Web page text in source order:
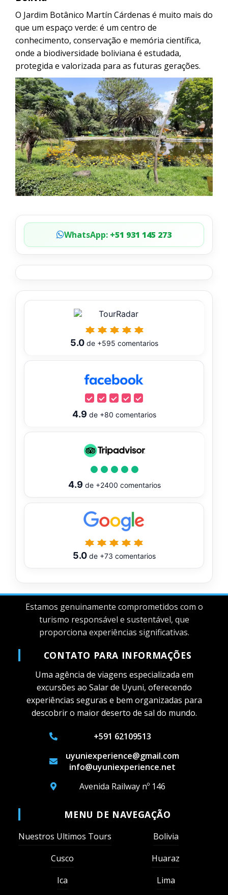
O Jardim Botânico Martín Cárdenas é muito mais do
que um espaço verde: é um centro de
conhecimento, conservação e memória científica,
onde a biodiversidade boliviana é estudada,
protegida e valorizada para as futuras gerações.
WhatsApp: +51 931 145 273
5.0 de +595 comentarios
4.9 de +80 comentarios
4.9 de +2400 comentarios
5.0de +73 comentarios
Estamos genuinamente comprometidos com o
turismo responsável e sustentável, que
proporciona experiências significativas.
CONTATO PARA INFORMAÇÕES
Uma agência de viagens especializada em
excursões ao Salar de Uyuni, oferecendo
experiências seguras e bem organizadas para
descobrir o maior deserto de sal do mundo.
+591 62109513
uyuniexperience@gmail.com
info@uyuniexperience.net
Avenida Railway nº 146
MENU DE NAVEGAÇÃO
Nuestros Ultimos Tours
Bolivia
Cusco
Huaraz
Ica
Lima